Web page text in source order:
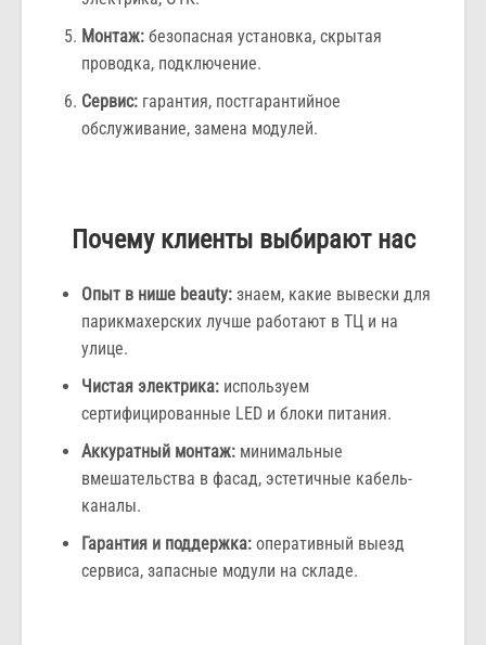
Монтаж: безопасная установка, скрытая
проводка, подключение.
Сервис: гарантия, постгарантийное
обслуживание, замена модулей.
Почему клиенты выбирают нас
Опыт в нише beauty: знаем, какие вывески для
парикмахерских лучше работают в ТЦ и на
улице.
Чистая электрика: используем
сертифицированные LED и блоки питания.
Аккуратный монтаж: минимальные
вмешательства в фасад, эстетичные кабель-
каналы.
Гарантия и поддержка: оперативный выезд
сервиса, запасные модули на складе.